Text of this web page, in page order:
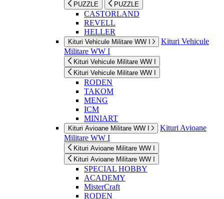
PUZZLE PUZZLE
CASTORLAND
REVELL
HELLER
Kituri Vehicule Militare WW I
Kituri Vehicule
Militare WW I
Kituri Vehicule Militare WW I
Kituri Vehicule Militare WW I
RODEN
TAKOM
MENG
ICM
MINIART
Kituri Avioane Militare WW I
Kituri Avioane
Militare WW I
Kituri Avioane Militare WW I
Kituri Avioane Militare WW I
SPECIAL HOBBY
ACADEMY
MisterCraft
RODEN